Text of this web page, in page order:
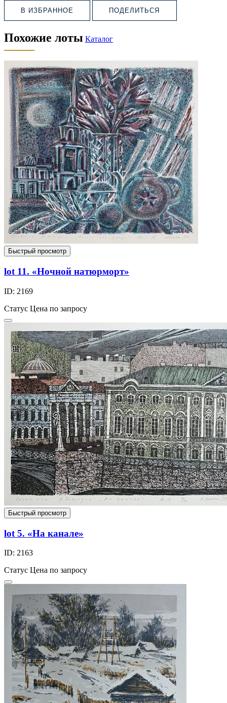
В ИЗБРАННОЕ ПОДЕЛИТЬСЯ
Похожие лоты Каталог
Быстрый просмотр
lot 11. «Ночной натюрморт»
ID: 2169
Статус Цена по запросу
Быстрый просмотр
lot 5. «На канале»
ID: 2163
Статус Цена по запросу